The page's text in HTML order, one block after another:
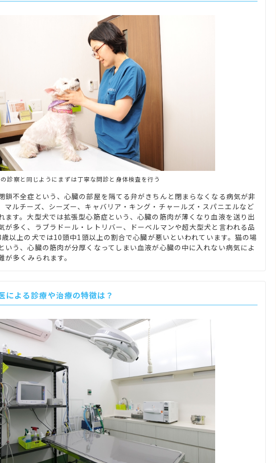
診察と同じようにまずは丁寧な問診と身体検査を行う
鎖不全症という、心臓の部屋を隔てる弁がきちんと閉まらなくなる病気が非
マルチーズ、シーズー、キャバリア・キング・チャールズ・スパニエルなど
ます。大型犬では拡張型心筋症という、心臓の筋肉が薄くなり血液を送り出
が多く、ラブラドール・レトリバー、ドーベルマンや超大型犬と言われる品
以上の犬では10頭中1頭以上の割合で心臓が悪いといわれています。猫の場
いう、心臓の筋肉が分厚くなってしまい血液が心臓の中に入れない病気によ
が多くみられます。
による診療や治療の特徴は？